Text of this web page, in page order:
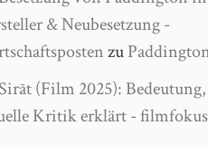
& Neubesetzung -
zu
Sirāt (Film 2025):
Kritik erklärt -